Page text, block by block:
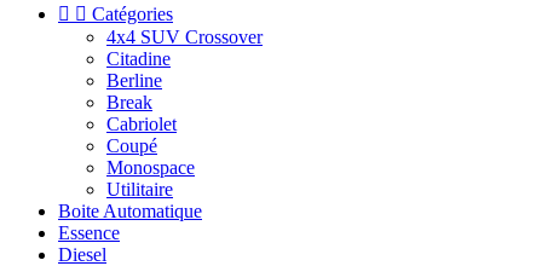
  Catégories
4x4 SUV Crossover
Citadine
Berline
Break
Cabriolet
Coupé
Monospace
Utilitaire
Boite Automatique
Essence
Diesel